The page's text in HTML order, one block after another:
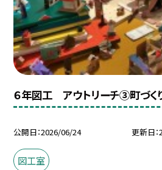
６年図工 アウトリーチ③町づく
公開日 2026/06/24 更新日
図工室